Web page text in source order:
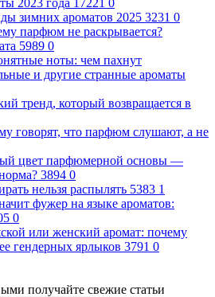
зимних ароматов 2025 3231 0
парфюм не раскрывается?
5989 0
ноты: чем пахнут
и другие странные ароматы
тренд, который возвращается в
говорят, что парфюм слушают, а не
цвет парфюмерной основы —
3894 0
нельзя распылять 5383 1
фужер на языке ароматов:
0
или женский аромат: почему
гендерных ярлыков 3791 0
получайте свежие статьи